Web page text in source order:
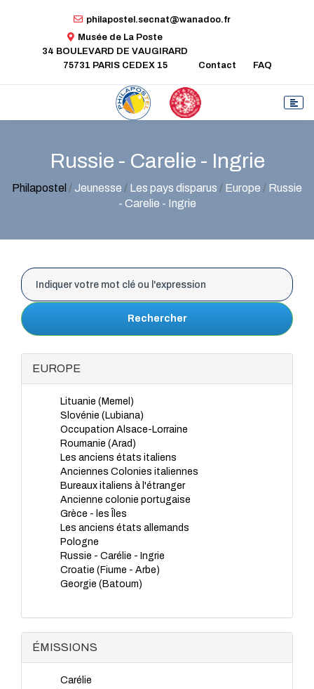
philapostel.secnat@wanadoo.fr
Musée de La Poste
34 BOULEVARD DE VAUGIRARD
75731 PARIS CEDEX 15
Contact FAQ
Russie - Carelie - Ingrie
Philapostel /Jeunesse / Les pays disparus / Europe / Russie
- Carelie - Ingrie
Rechercher
EUROPE
Lituanie (Memel)
Slovénie (Lubiana)
Occupation Alsace-Lorraine
Roumanie (Arad)
Les anciens états italiens
Anciennes Colonies italiennes
Bureaux italiens à l'étranger
Ancienne colonie portugaise
Grèce - les Îles
Les anciens états allemands
Pologne
Russie - Carélie - Ingrie
Croatie (Fiume - Arbe)
Georgie (Batoum)
ÉMISSIONS
Carélie